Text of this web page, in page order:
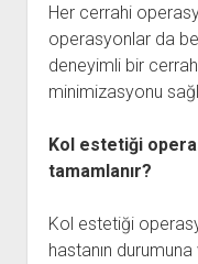
Her cerrahi
operasyonlar da
deneyimli bir
minimizasyonu
Kol estetiği
tamamlanır?
Kol estetiği
hastanın